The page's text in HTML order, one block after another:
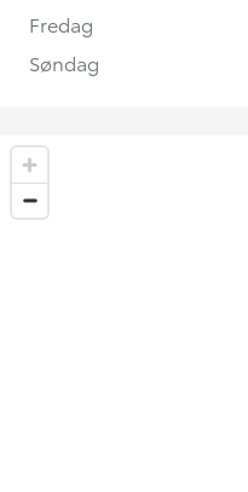
Fredag
Søndag